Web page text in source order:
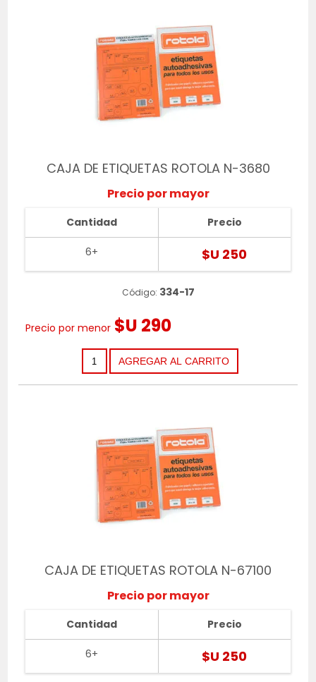
CAJA DE ETIQUETAS ROTOLA N-3680
Precio por mayor
Cantidad
6+
Precio
$U 250
Código: 334-17
Precio por menor $U 290
CAJA DE ETIQUETAS ROTOLA N-67100
Precio por mayor
Cantidad
6+
Precio
$U 250